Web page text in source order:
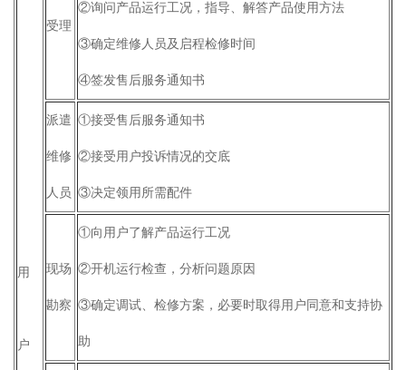
用
户
受理
②询问产品运行工况，指导、解答产品使用方法
③确定维修人员及启程检修时间
④签发售后服务通知书
派遣
维修
人员
①接受售后服务通知书
②接受用户投诉情况的交底
③决定领用所需配件
现场
勘察
①向用户了解产品运行工况
②开机运行检查，分析问题原因
③确定调试、检修方案，必要时取得用户同意和支持协
助